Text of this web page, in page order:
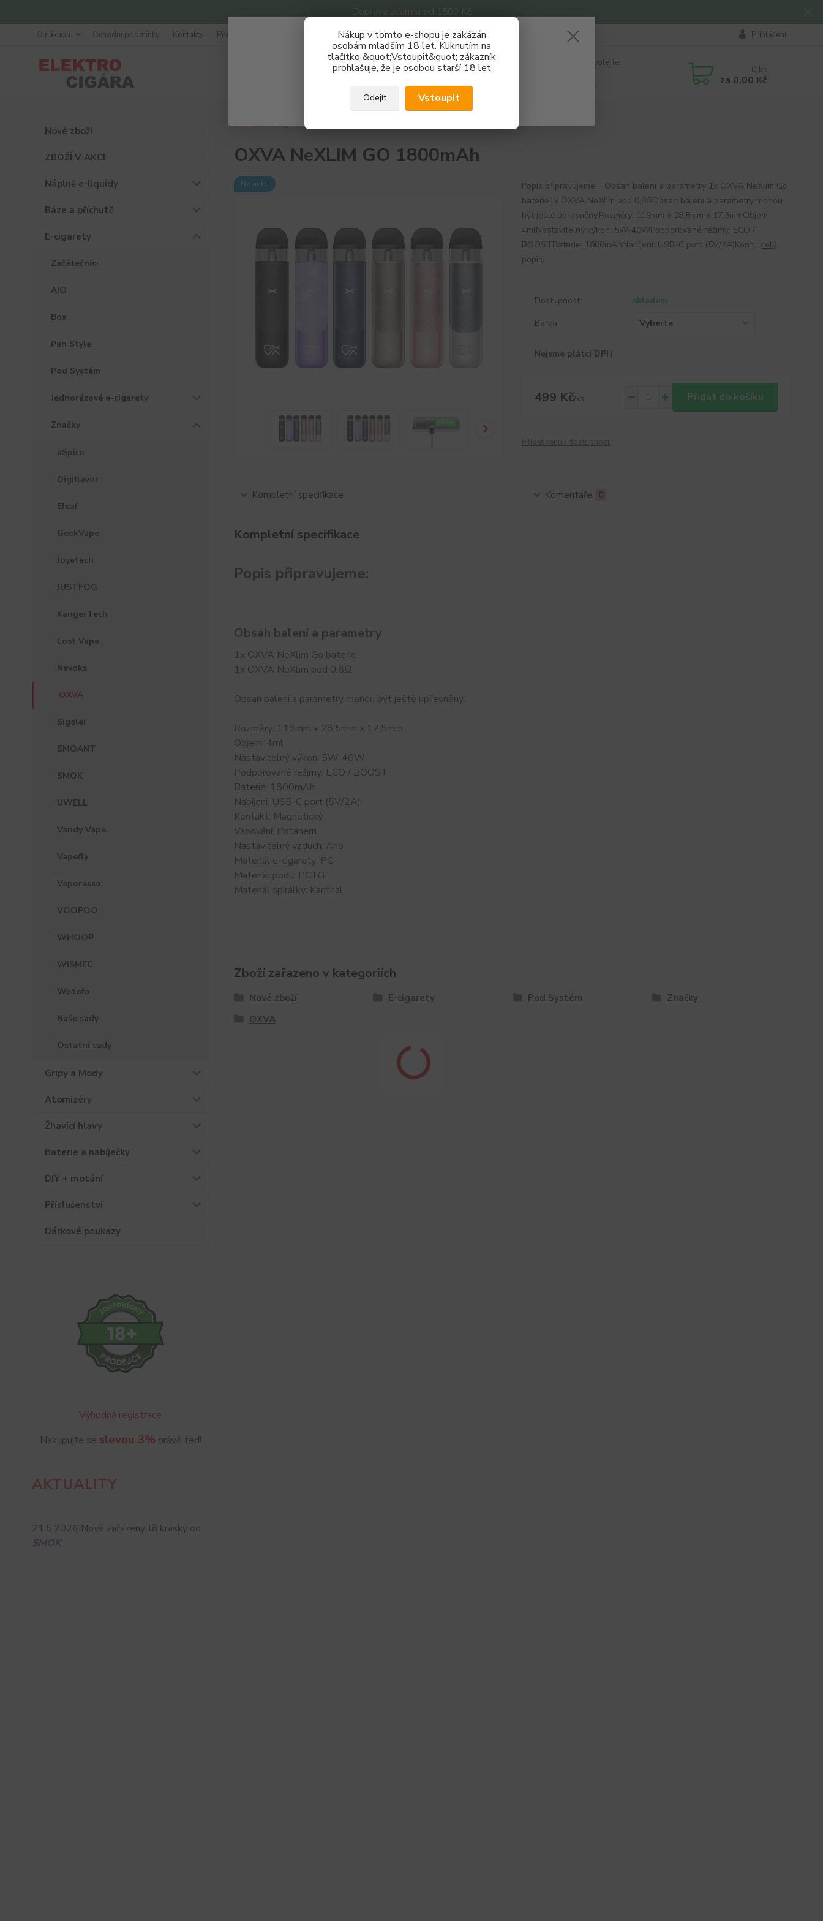
Doprava zdarma od 1500 Kč
Nákup v tomto e-shopu je zakázán
osobám mladším 18 let. Kliknutím na
tlačítko &quot;Vstoupit&quot; zákazník
prohlašuje, že je osobou starší 18 let
Odejít Vstoupit
O nákupu Ochodní podmínky Kontakty Poradna Přihlášení
Hledat
Nevíte si rady? Zavolejte.
0 ks
za 0,00 Kč
Nové zboží
ZBOŽÍ V AKCI
Náplně e-liquidy
Báze a příchutě
E-cigarety
Začátečníci
AIO
Box
Pen Style
Pod Systém
Jednorázové e-cigarety
Značky
aSpire
Digiflavor
Eleaf
GeekVape
Joyetech
JUSTFOG
KangerTech
Lost Vape
Nevoks
OXVA
Sigelei
SMOANT
SMOK
UWELL
Vandy Vape
Vapefly
Vaporesso
VOOPOO
WHOOP
WISMEC
Wotofo
Naše sady
Ostatní sady
Gripy a Mody
Atomizéry
Žhavící hlavy
Baterie a nabíječky
DIY + motání
Příslušenství
Dárkové poukazy
Výhodná registrace
Nakupujte se slevou 3% právě teď!
AKTUALITY
21.5.2026 Nově zařazeny tři krásky od
SMOK
Úvod E-cigarety
OXVA NeXLIM GO 1800mAh
Novinka
Popis připravujeme: Obsah balení a parametry 1x OXVA NeXlim Go
baterie1x OXVA NeXlim pod 0,8ΩObsah balení a parametry mohou
být ještě upřesněny.Rozměry: 119mm x 28,5mm x 17,5mmObjem:
4mlNastavitelný výkon: 5W-40WPodporované režimy: ECO /
BOOSTBaterie: 1800mAhNabíjení: USB-C port (5V/2A)Kont... celý
popis
Dostupnost
skladem
Barva
Nejsme plátci DPH
499 Kč/ks Přidat do košíku
Kompletní specifikace Komentáře 0
Kompletní specifikace
Popis připravujeme:
Obsah balení a parametry
1x OXVA NeXlim Go baterie
1x OXVA NeXlim pod 0,8Ω
Obsah balení a parametry mohou být ještě upřesněny.
Rozměry: 119mm x 28,5mm x 17,5mm
Objem: 4ml
Nastavitelný výkon: 5W-40W
Podporované režimy: ECO / BOOST
Baterie: 1800mAh
Nabíjení: USB-C port (5V/2A)
Kontakt: Magnetický
Vapování: Potahem
Nastavitelný vzduch: Ano
Materiál e-cigarety: PC
Materiál podu: PCTG
Materiál spirálky: Kanthal
Zboží zařazeno v kategoriích
Nové zboží E-cigarety Pod Systém
Značky
OXVA
Získej slevu 3%
Zaregistruj se a nakupuj se slevou právě teď!
REGISTRAČNÍ FORMULÁŘ
Zavřít